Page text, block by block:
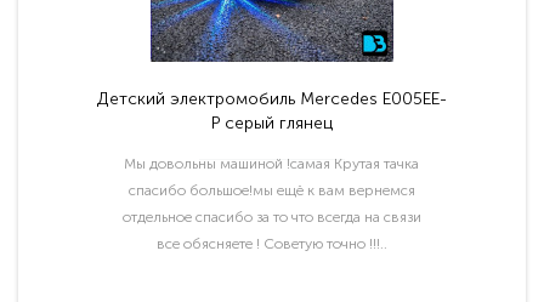
Детский электромобиль Mercedes E005EE-
P серый глянец
Мы довольны машиной !самая Крутая тачка
спасибо большое!мы ещё к вам вернемся
отдельное спасибо за то что всегда на связи
все обясняете ! Советую точно !!!..